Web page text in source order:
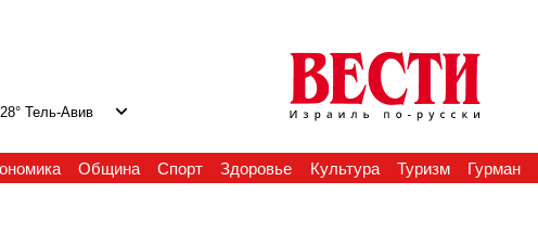
28° Тель-Авив
Община Спорт Здоровье Культура Туризм Гурман